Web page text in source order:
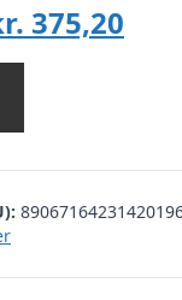
469,00.
375,20
kr.